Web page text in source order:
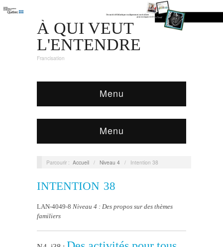
À QUI VEUT
L'ENTENDRE
Francisation
Menu
Menu
Parcourir : Accueil / Niveau 4 / Intention 38
INTENTION 38
LAN-4049-8 Niveau 4 : Des propos sur des thèmes
familiers